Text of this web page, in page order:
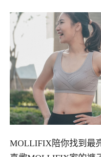
MOLLIFIX陪你找到最